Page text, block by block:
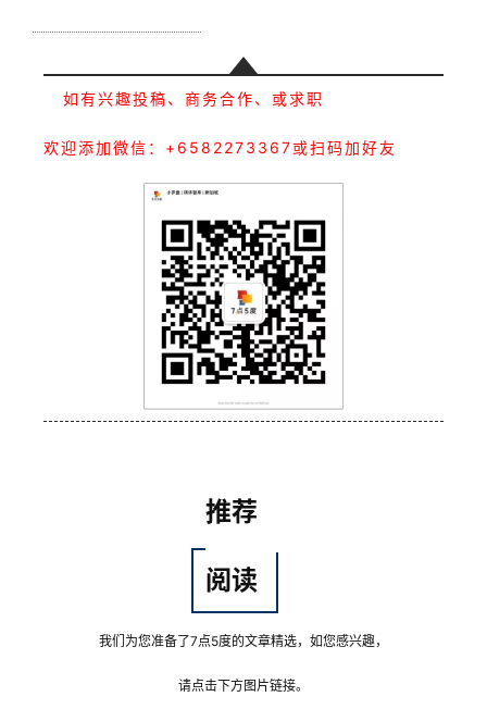
如有兴趣投稿、商务合作、或求职
欢迎添加微信：+6582273367或扫码加好友
推荐
阅读
我们为您准备了7点5度的文章精选，如您感兴趣，
请点击下方图片链接。